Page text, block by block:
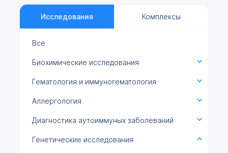
Исследования Комплексы
Все
Биохимические исследования
Гематология и иммуногематология
Аллергология
Диагностика аутоиммуных заболеваний
Генетические исследования